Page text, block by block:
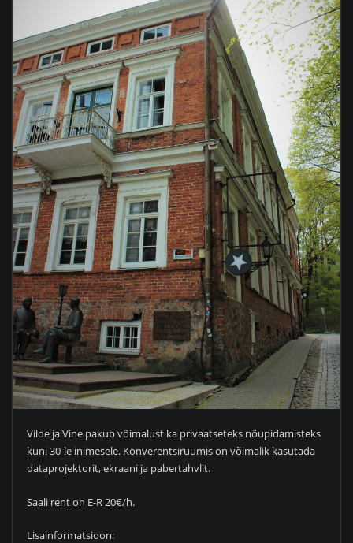
Vilde ja Vine pakub võimalust ka privaatseteks nõupidamisteks
kuni 30-le inimesele. Konverentsiruumis on võimalik kasutada
dataprojektorit, ekraani ja pabertahvlit.
Saali rent on E-R 20€/h.
Lisainformatsioon: